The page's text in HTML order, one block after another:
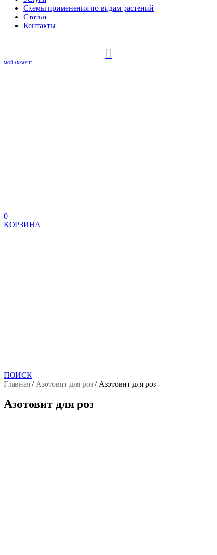
Схемы применения по видам растений
Статьи
Контакты
МОЙ АККАУНТ
0
КОРЗИНА
ПОИСК
Главная / Азотовит для роз / Азотовит для роз
Азотовит для роз